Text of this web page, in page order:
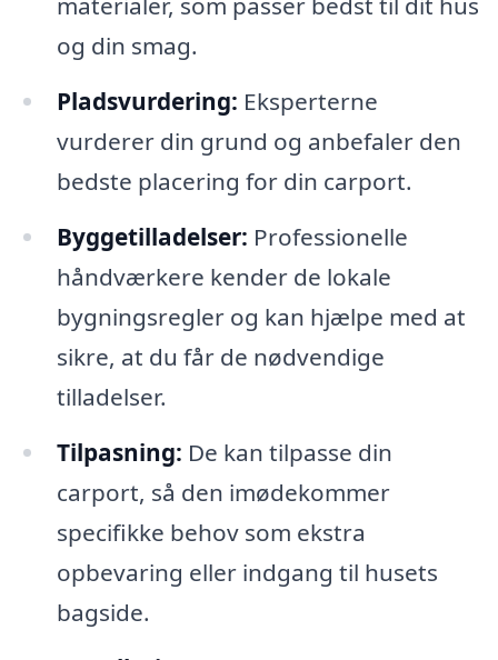
og din smag.
Pladsvurdering: Eksperterne
vurderer din grund og anbefaler den
bedste placering for din carport.
Byggetilladelser: Professionelle
håndværkere kender de lokale
bygningsregler og kan hjælpe med at
sikre, at du får de nødvendige
tilladelser.
Tilpasning: De kan tilpasse din
carport, så den imødekommer
specifikke behov som ekstra
opbevaring eller indgang til husets
bagside.